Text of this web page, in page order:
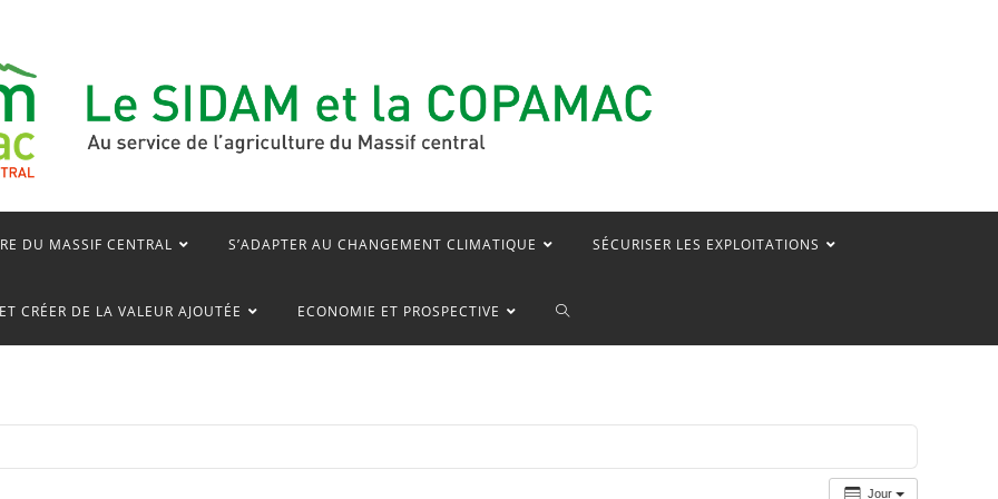
DU MASSIF CENTRAL S’ADAPTER AU CHANGEMENT CLIMATIQUE SÉCURISER LES EXPLOITATIONS
CRÉER DE LA VALEUR AJOUTÉE ECONOMIE ET PROSPECTIVE TOGGLE
Jour